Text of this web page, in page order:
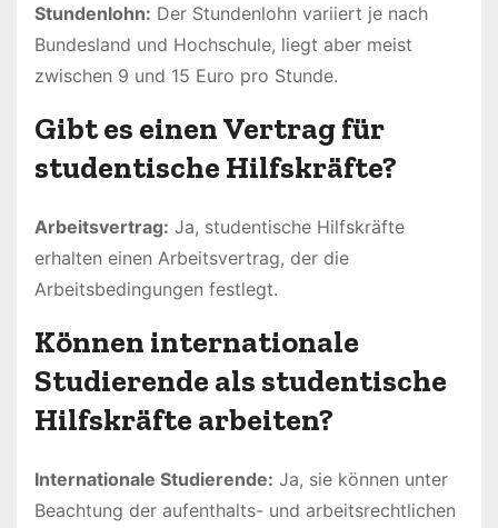
Stundenlohn: Der Stundenlohn variiert je nach
Bundesland und Hochschule, liegt aber meist
zwischen 9 und 15 Euro pro Stunde.
Gibt es einen Vertrag für
studentische Hilfskräfte?
Arbeitsvertrag: Ja, studentische Hilfskräfte
erhalten einen Arbeitsvertrag, der die
Arbeitsbedingungen festlegt.
Können internationale
Studierende als studentische
Hilfskräfte arbeiten?
Internationale Studierende: Ja, sie können unter
Beachtung der aufenthalts- und arbeitsrechtlichen